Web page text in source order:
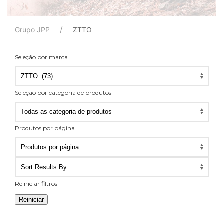
Grupo JPP ZTTO
Seleção por marca
Seleção por categoria de produtos
Seleção
por
categoria
de
produtos
Produtos por página
Produtos
por
página
Reiniciar filtros